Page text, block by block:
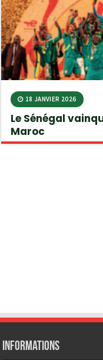
Le Sénégal
Maroc
18 JANVIER 2026
Informations